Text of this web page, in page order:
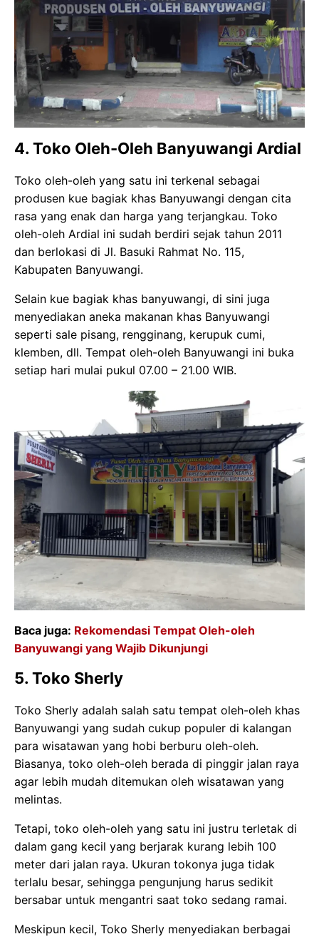
4. Toko Oleh-Oleh Banyuwangi Ardial
Toko oleh-oleh yang satu ini terkenal sebagai
produsen kue bagiak khas Banyuwangi dengan cita
rasa yang enak dan harga yang terjangkau. Toko
oleh-oleh Ardial ini sudah berdiri sejak tahun 2011
dan berlokasi di Jl. Basuki Rahmat No. 115,
Kabupaten Banyuwangi.
Selain kue bagiak khas banyuwangi, di sini juga
menyediakan aneka makanan khas Banyuwangi
seperti sale pisang, rengginang, kerupuk cumi,
klemben, dll. Tempat oleh-oleh Banyuwangi ini buka
setiap hari mulai pukul 07.00 – 21.00 WIB.
Baca juga: Rekomendasi Tempat Oleh-oleh
Banyuwangi yang Wajib Dikunjungi
5. Toko Sherly
Toko Sherly adalah salah satu tempat oleh-oleh khas
Banyuwangi yang sudah cukup populer di kalangan
para wisatawan yang hobi berburu oleh-oleh.
Biasanya, toko oleh-oleh berada di pinggir jalan raya
agar lebih mudah ditemukan oleh wisatawan yang
melintas.
Tetapi, toko oleh-oleh yang satu ini justru terletak di
dalam gang kecil yang berjarak kurang lebih 100
meter dari jalan raya. Ukuran tokonya juga tidak
terlalu besar, sehingga pengunjung harus sedikit
bersabar untuk mengantri saat toko sedang ramai.
Meskipun kecil, Toko Sherly menyediakan berbagai